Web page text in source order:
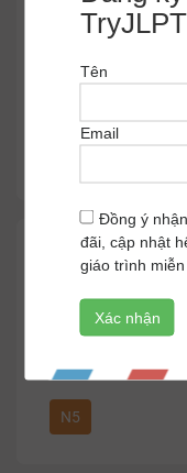
Tên
Email
Đồng ý
đãi, cập nhật
giáo trình
169phút
T
Thi thử năng
N5